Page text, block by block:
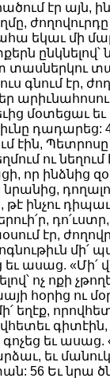
էր այն,
եկաւ մի
ընկնելով՝
տասներկու
գնում էր,
դադարեց:
էին,
ու նեղում
որ ինձնից
ինչու դիպաւ
էր,
մի՛
ասաց. «Մի՛
ոչ ոքի
հօրից ու
գիտէին,
եւ ասաց.
եւ
56 Եւ նրա